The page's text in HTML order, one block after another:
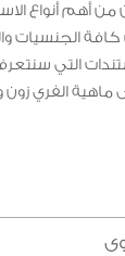
أهم أنواع
الجنسيات
التي
ماهية الفري